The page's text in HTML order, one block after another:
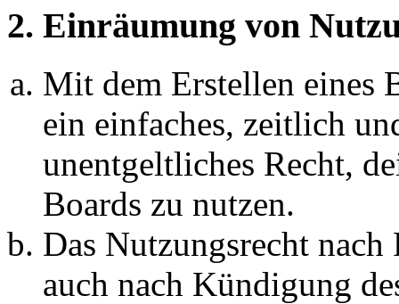
2. Einräumung von
Mit dem Erstellen eines
ein einfaches, zeitlich
unentgeltliches Recht,
Boards zu nutzen.
Das Nutzungsrecht
auch nach Kündigung